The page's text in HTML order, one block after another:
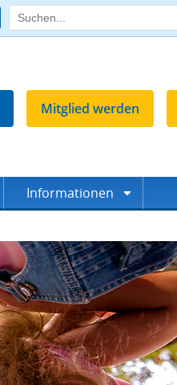
Mitglied werden
Informationen